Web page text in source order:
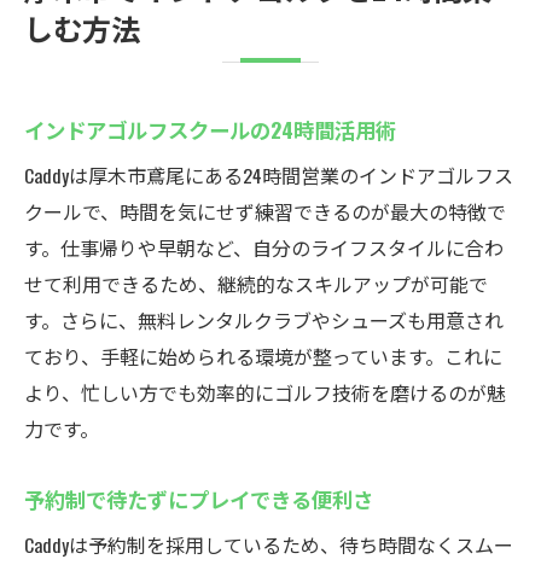
しむ方法
インドアゴルフスクールの24時間活用術
Caddyは厚木市鳶尾にある24時間営業のインドアゴルフス
クールで、時間を気にせず練習できるのが最大の特徴で
す。仕事帰りや早朝など、自分のライフスタイルに合わ
せて利用できるため、継続的なスキルアップが可能で
す。さらに、無料レンタルクラブやシューズも用意され
ており、手軽に始められる環境が整っています。これに
より、忙しい方でも効率的にゴルフ技術を磨けるのが魅
力です。
予約制で待たずにプレイできる便利さ
Caddyは予約制を採用しているため、待ち時間なくスムー